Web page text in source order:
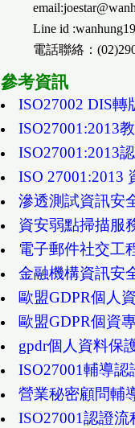
Line id
電話聯絡：
參考資訊
ISO27002 DIS轉
ISO27001:2013
ISO27001:2013
ISO 27001:2013
滲透測試資訊安
資安弱點掃描服
電子郵件社交工
金融機構資訊安
歐盟GDPR個人
歐盟GDPR個資
gpdr個人資料保
ISO27001輔導
營業秘密顧問輔
ISO27001認證